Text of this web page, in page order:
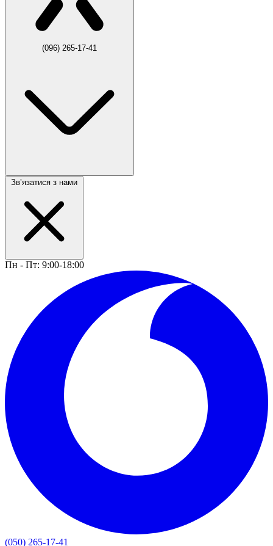
(096) 265-17-41
Звʼязатися з нами
Пн - Пт: 9:00-18:00
(050) 265-17-41